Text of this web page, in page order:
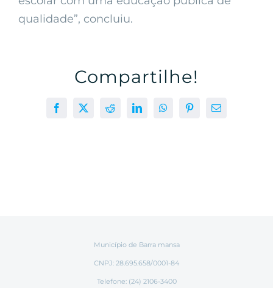
qualidade”, concluiu.
Compartilhe!
Facebook
X RedditLinkedInWhatsAppPinterest
E-
Município de Barra mansa
CNPJ: 28.695.658/0001-84
Telefone: (24) 2106-3400